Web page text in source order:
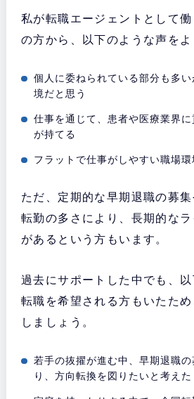
私が転職エージェントとして
の方から、以下のような声をよ
個人に委ねられている部分も多
境だと思う
仕事を通じて、患者や医療業界
が持てる
フラットで仕事がしやすい職場
ただ、定期的な早期退職の募集
転勤の多さにより、長期的な
があるという方もいます。
過去にサポートした中でも、
転職を希望される方もいたた
しましょう。
若手の抜擢が進む中、早期退職
り、方向転換を図りたいと考えた